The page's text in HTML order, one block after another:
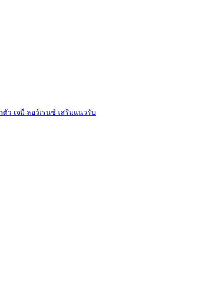
ตัว เจมี่ ลอว์เรนซ์ เสริมแนวรับ